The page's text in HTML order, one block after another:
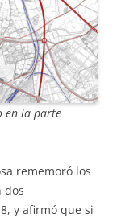
en la parte
rememoró los
dos
y afirmó que si